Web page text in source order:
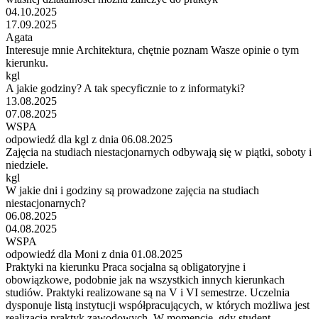
04.10.2025
17.09.2025
Agata
Interesuje mnie Architektura, chętnie poznam Wasze opinie o tym
kierunku.
kgl
A jakie godziny? A tak specyficznie to z informatyki?
13.08.2025
07.08.2025
WSPA
odpowiedź dla kgl z dnia 06.08.2025
Zajęcia na studiach niestacjonarnych odbywają się w piątki, soboty i
niedziele.
kgl
W jakie dni i godziny są prowadzone zajęcia na studiach
niestacjonarnych?
06.08.2025
04.08.2025
WSPA
odpowiedź dla Moni z dnia 01.08.2025
Praktyki na kierunku Praca socjalna są obligatoryjne i
obowiązkowe, podobnie jak na wszystkich innych kierunkach
studiów. Praktyki realizowane są na V i VI semestrze. Uczelnia
dysponuje listą instytucji współpracujących, w których możliwa jest